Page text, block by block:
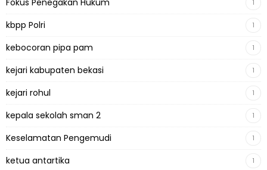
Fokus Penegakan Hukum
1
kbpp Polri 1
kebocoran pipa pam 1
kejari kabupaten bekasi 1
kejari rohul 1
kepala sekolah sman 2 1
Keselamatan Pengemudi 1
ketua antartika 1